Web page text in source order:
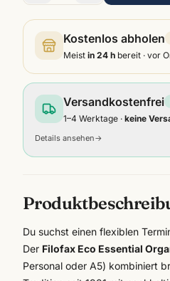
Kostenlos abholen
Meist in 24 h bereit · vor
Versandkostenfrei
1–4 Werktage · keine
Details ansehen→
Du suchst einen flexiblen
Der Filofax Eco Essential
Personal oder A5) kombiniert